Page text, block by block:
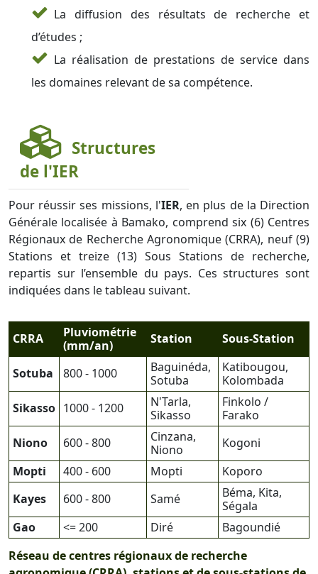
La diffusion des résultats de recherche et
d’études ;
La réalisation de prestations de service dans
les domaines relevant de sa compétence.
Structures
de l'IER
Pour réussir ses missions, l'IER, en plus de la Direction
Générale localisée à Bamako, comprend six (6) Centres
Régionaux de Recherche Agronomique (CRRA), neuf (9)
Stations et treize (13) Sous Stations de recherche,
repartis sur l’ensemble du pays. Ces structures sont
indiquées dans le tableau suivant.
Réseau de centres régionaux de recherche
CRRA
Pluviométrie
(mm/an)
Station Sous-Station
Sotuba 800 - 1000
Baguinéda,
Sotuba
Katibougou,
Kolombada
Sikasso 1000 - 1200
N'Tarla,
Sikasso
Finkolo /
Farako
Niono
600 - 800
Cinzana,
Niono
Kogoni
Mopti
400 - 600 Mopti
Koporo
Kayes
600 - 800 Samé
Béma, Kita,
Ségala
Gao
<= 200 Diré Bagoundié